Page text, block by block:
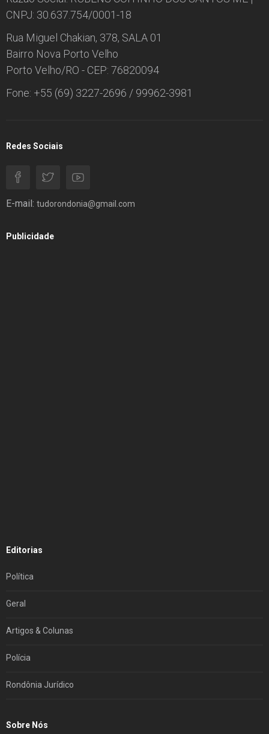
CNPJ: 30.637.754/0001-18
Rua Miguel Chakian, 378, SALA 01
Bairro Nova Porto Velho
Porto Velho/RO - CEP: 76820094
Fone: +55 (69) 3227-2696 / 99962-3981
Redes Sociais
E-mail: tudorondonia@gmail.com
Publicidade
Editorias
Política
Geral
Artigos & Colunas
Polícia
Rondônia Jurídico
Sobre Nós